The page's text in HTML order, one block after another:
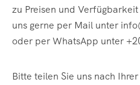
zu Preisen und
uns gerne per Mail unter
oder per WhatsApp unter
Bitte teilen Sie uns nach